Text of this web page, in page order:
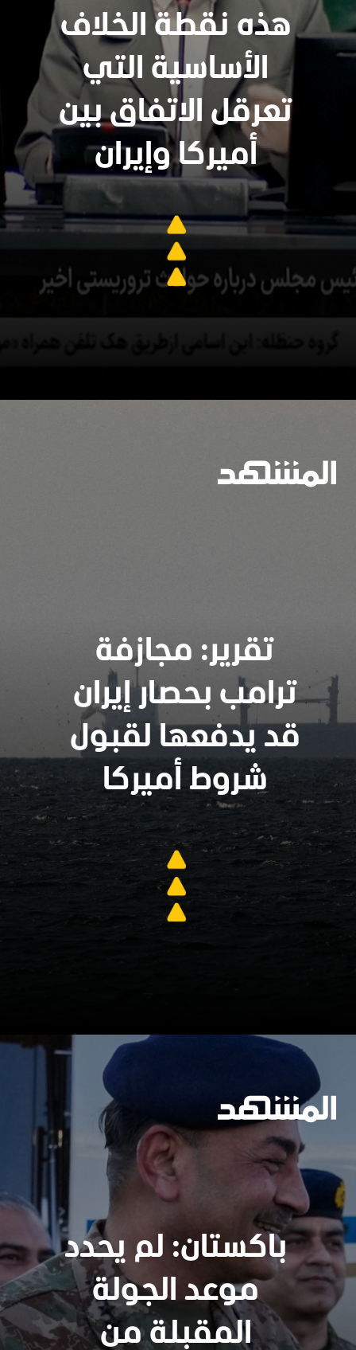
هذه نقطة الخلاف
الأساسية التي
تعرقل الاتفاق بين
أميركا وإيران
سنجدهــم كلهـم
وسيعاقبون جميعا
تقرير: مجازفة
ترامب بحصار إيران
قد يدفعها لقبول
شروط أميركا
جارٍ الفتح
سنجدهــم كلهـم
وسيعاقبون جميعا
باكستان: لم يحدد
موعد الجولة
المقبلة من